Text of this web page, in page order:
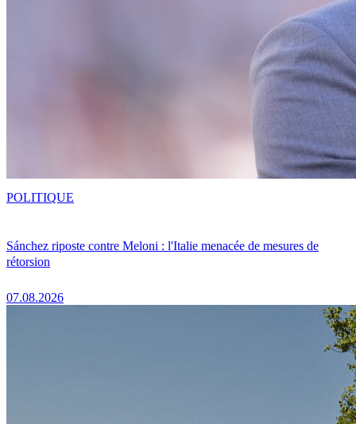
Sánchez riposte contre Meloni : l'Italie menacée de mesures de
rétorsion
07.08.2026
POLITIQUE